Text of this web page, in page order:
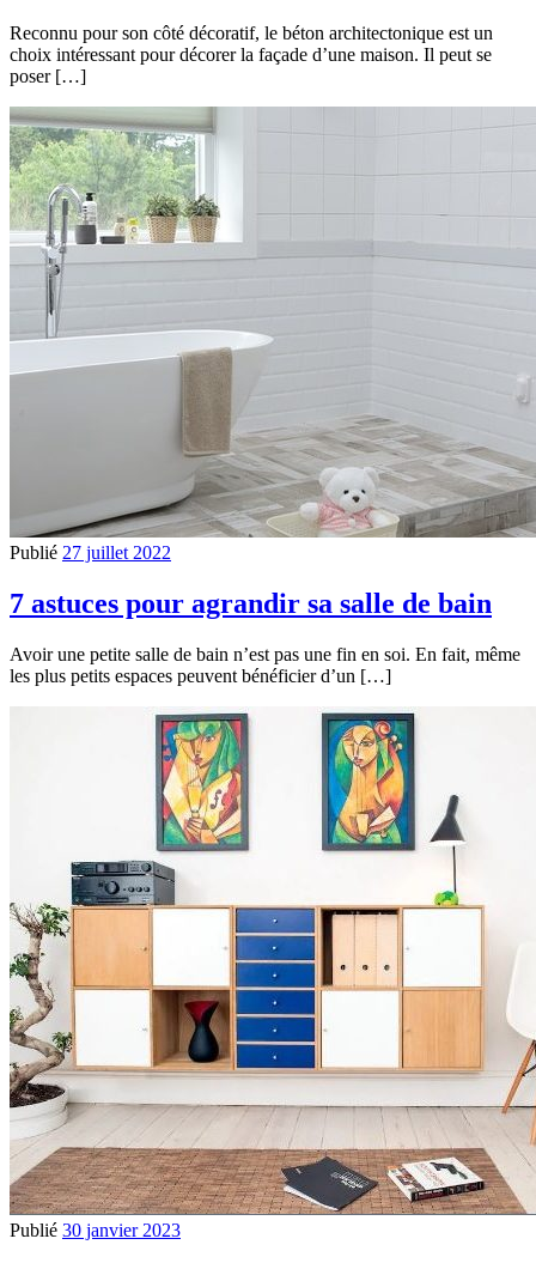
Reconnu pour son côté décoratif, le béton architectonique est un
choix intéressant pour décorer la façade d’une maison. Il peut se
poser […]
Publié 27 juillet 2022
7 astuces pour agrandir sa salle de bain
Avoir une petite salle de bain n’est pas une fin en soi. En fait, même
les plus petits espaces peuvent bénéficier d’un […]
Publié 30 janvier 2023